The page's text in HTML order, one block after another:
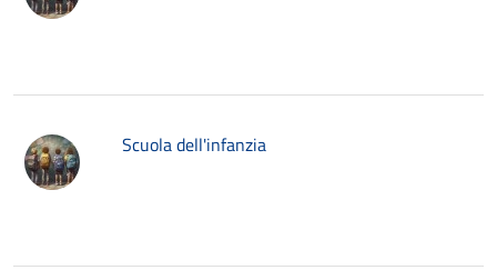
Scuola dell'infanzia